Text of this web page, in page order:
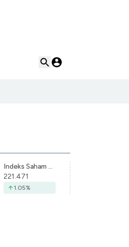
Indeks Saham Syariah Indonesia
221.471
1.05%